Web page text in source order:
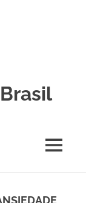
MENU